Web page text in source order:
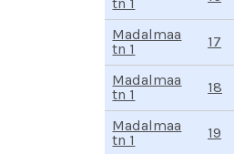
tn 1
Madalmaa
tn 1
17
Madalmaa
tn 1
18
Madalmaa
tn 1
19